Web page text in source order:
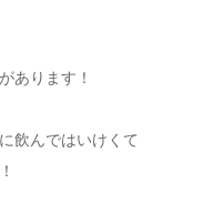
あります！
飲んではいけくて